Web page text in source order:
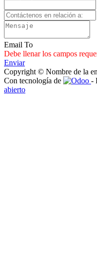
Email To
Debe llenar los campos
Enviar
Copyright © Nombre de la
Con tecnología de
-
abierto